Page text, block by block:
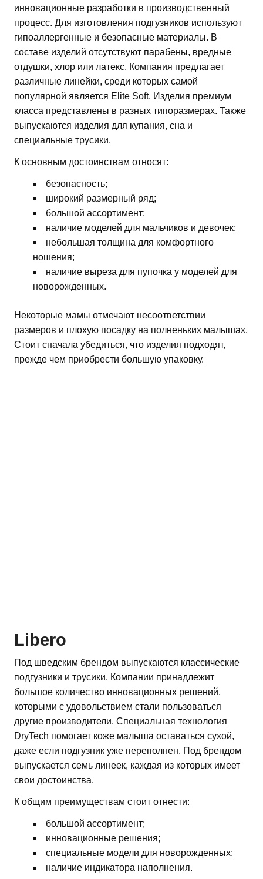
инновационные разработки в производственный
процесс. Для изготовления подгузников используют
гипоаллергенные и безопасные материалы. В
составе изделий отсутствуют парабены, вредные
отдушки, хлор или латекс. Компания предлагает
различные линейки, среди которых самой
популярной является Elite Soft. Изделия премиум
класса представлены в разных типоразмерах. Также
выпускаются изделия для купания, сна и
специальные трусики.
К основным достоинствам относят:
безопасность;
широкий размерный ряд;
большой ассортимент;
наличие моделей для мальчиков и девочек;
небольшая толщина для комфортного
ношения;
наличие выреза для пупочка у моделей для
новорожденных.
Некоторые мамы отмечают несоответствии
размеров и плохую посадку на полненьких малышах.
Стоит сначала убедиться, что изделия подходят,
прежде чем приобрести большую упаковку.
Libero
Под шведским брендом выпускаются классические
подгузники и трусики. Компании принадлежит
большое количество инновационных решений,
которыми с удовольствием стали пользоваться
другие производители. Специальная технология
DryTech помогает коже малыша оставаться сухой,
даже если подгузник уже переполнен. Под брендом
выпускается семь линеек, каждая из которых имеет
свои достоинства.
К общим преимуществам стоит отнести:
большой ассортимент;
инновационные решения;
специальные модели для новорожденных;
наличие индикатора наполнения.